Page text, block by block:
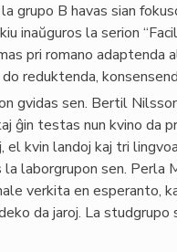
grupo B havas sian
inaŭguros la serion
pri romano adaptenda
reduktenda,
gvidas sen. Bertil
ĝin testas nun kvino da
el kvin landoj kaj tri
la laborgrupon sen. Perla
verkita en esperanto,
da jaroj. La studgrupo